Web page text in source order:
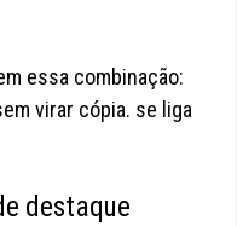
essa combinação:
virar cópia. se liga
destaque